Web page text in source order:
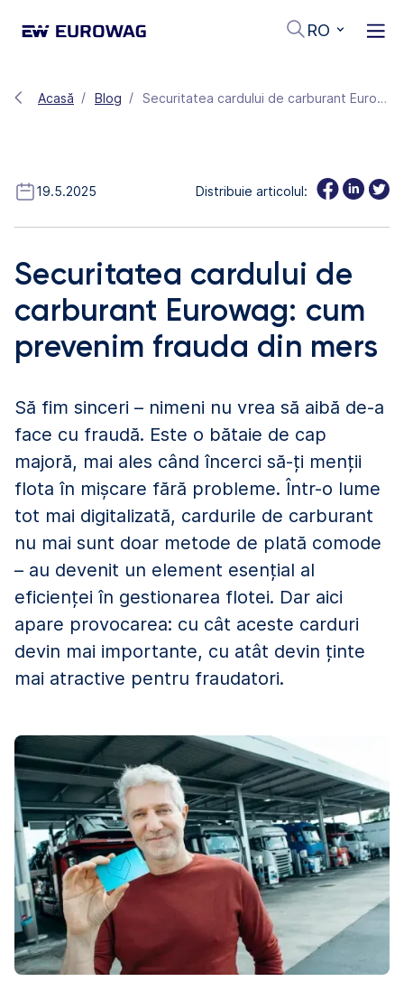
RO
Acasă Blog Securitatea cardului de carburant Eurowag: cum prevenim frauda din mers
19.5.2025 Distribuie articolul:
Securitatea cardului de
carburant Eurowag: cum
prevenim frauda din mers
Să fim sinceri – nimeni nu vrea să aibă de-a
face cu fraudă. Este o bătaie de cap
majoră, mai ales când încerci să-ți menții
flota în mișcare fără probleme. Într-o lume
tot mai digitalizată, cardurile de carburant
nu mai sunt doar metode de plată comode
– au devenit un element esențial al
eficienței în gestionarea flotei. Dar aici
apare provocarea: cu cât aceste carduri
devin mai importante, cu atât devin ținte
mai atractive pentru fraudatori.